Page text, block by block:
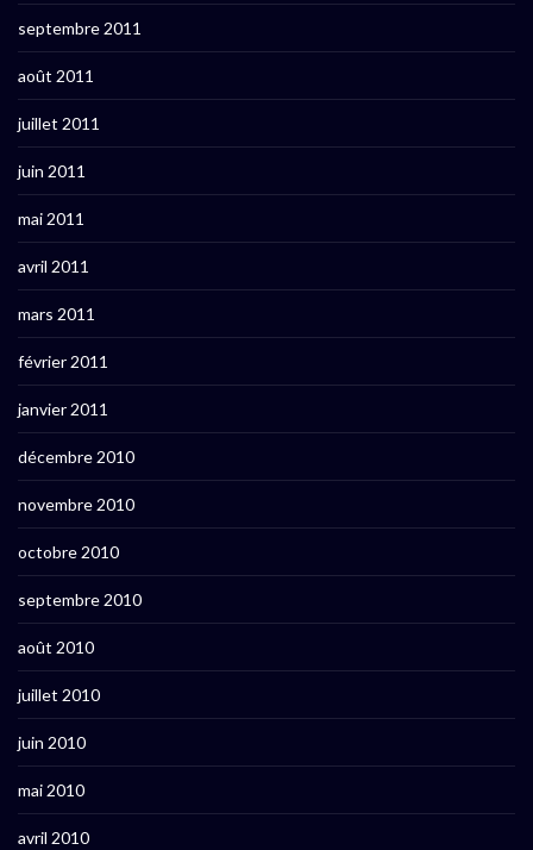
septembre 2011
août 2011
juillet 2011
juin 2011
mai 2011
avril 2011
mars 2011
février 2011
janvier 2011
décembre 2010
novembre 2010
octobre 2010
septembre 2010
août 2010
juillet 2010
juin 2010
mai 2010
avril 2010